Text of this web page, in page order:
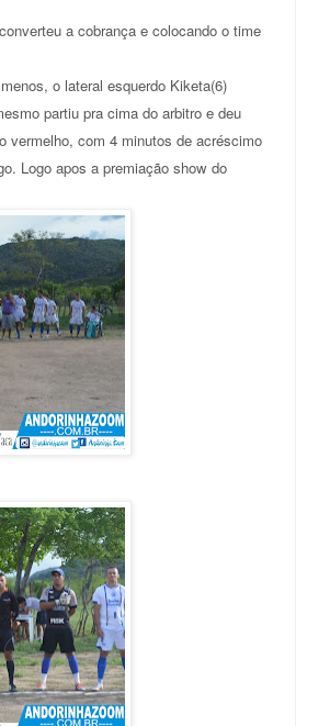
a cobrança e colocando o time
o lateral esquerdo Kiketa(6)
partiu pra cima do arbitro e deu
vermelho, com 4 minutos de acréscimo
Logo apos a premiação show do